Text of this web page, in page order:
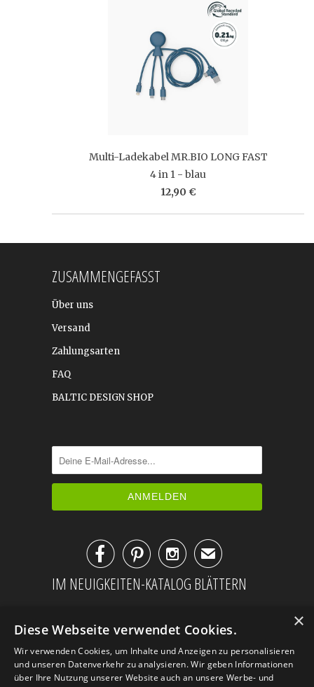
Multi-Ladekabel MR.BIO LONG FAST
4 in 1 - blau
12,90 €
ZUSAMMENGEFASST
Über uns
Versand
Zahlungsarten
FAQ
BALTIC DESIGN SHOP
✉
IM NEUIGKEITEN-KATALOG BLÄTTERN
×
Diese Webseite verwendet Cookies.
Wir verwenden Cookies, um Inhalte und Anzeigen zu personalisieren
und unseren Datenverkehr zu analysieren. Wir geben Informationen
über Ihre Nutzung unserer Website auch an unsere Werbe- und